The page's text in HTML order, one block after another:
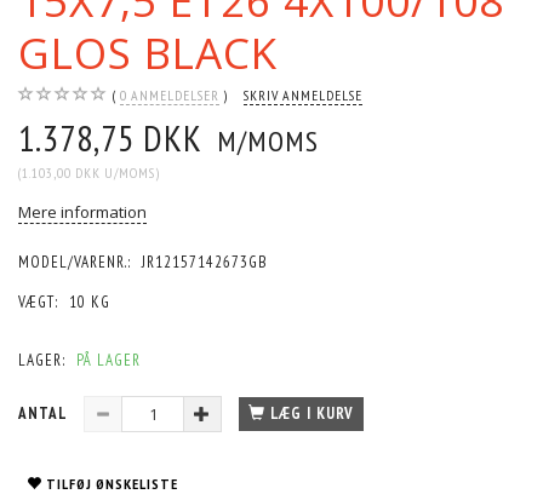
GLOS BLACK
0 ANMELDELSER SKRIV ANMELDELSE
1.378,75 DKK M/MOMS
(1.103,00 DKK U/MOMS)
Mere information
MODEL/VARENR.: JR12157142673GB
VÆGT:
10 KG
LAGER: PÅ LAGER
ANTAL LÆG I KURV
TILFØJ ØNSKELISTE